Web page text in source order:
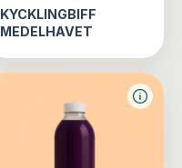
KYCKLINGBIFF
MEDELHAVET